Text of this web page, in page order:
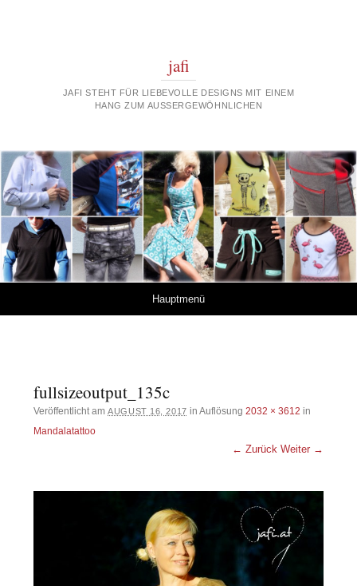
jafi
JAFI STEHT FÜR LIEBEVOLLE DESIGNS MIT EINEM
HANG ZUM AUSSERGEWÖHNLICHEN
Hauptmenü
fullsizeoutput_135c
Veröffentlicht amAUGUST 16, 2017 in Auflösung 2032 × 3612 in
Mandalatattoo
← Zurück Weiter →